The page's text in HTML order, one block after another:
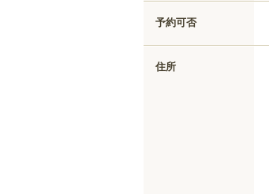
予約可否
住所